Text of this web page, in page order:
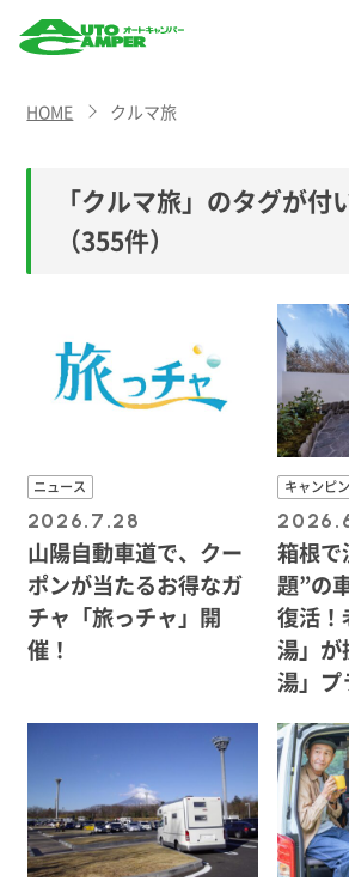
CAMPER
（オート
キャン
HOME クルマ旅
「クルマ旅」のタグが付
（355件）
ニュース
2026.7.28
山陽自動車道で、クー
ポンが当たるお得なガ
チャ「旅っチャ」開
催！
キャンピ
箱根で
題”の
復活！
湯」が
湯」プ